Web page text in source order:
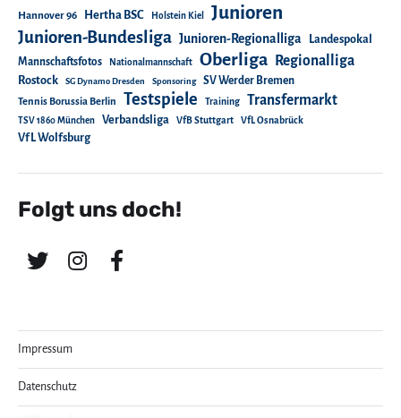
Hannover 96 Hertha BSC Holstein Kiel Junioren
Junioren-Bundesliga Junioren-Regionalliga
Landespokal
Mannschaftsfotos
Nationalmannschaft Oberliga Regionalliga
Rostock SG Dynamo Dresden Sponsoring SV Werder Bremen
Tennis Borussia Berlin Testspiele Training Transfermarkt
TSV 1860 München Verbandsliga VfB Stuttgart VfL Osnabrück
VfL Wolfsburg
Folgt uns doch!
Impressum
Datenschutz